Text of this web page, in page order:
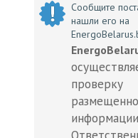
Сообщите
нашли его на
проверку